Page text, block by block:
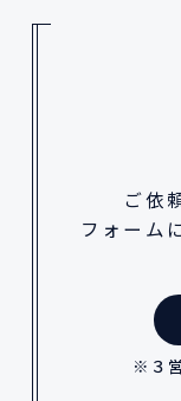
ご依
フォーム
※３